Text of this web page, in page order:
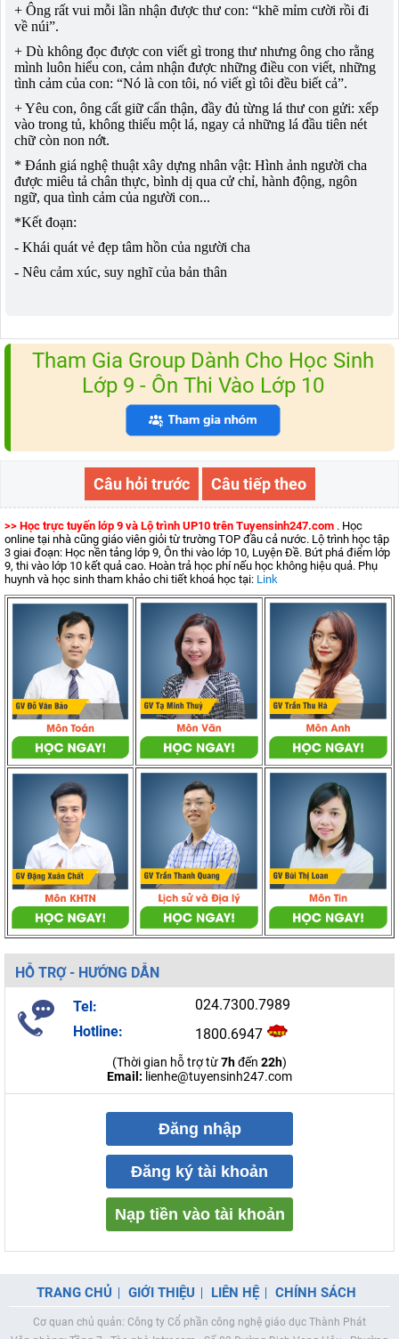
+ Ông rất vui mỗi lần nhận được thư con: “khẽ mỉm cười rồi đi
về núi”.
+ Dù không đọc được con viết gì trong thư nhưng ông cho rằng
mình luôn hiểu con, cảm nhận được những điều con viết, những
tình cảm của con: “Nó là con tôi, nó viết gì tôi đều biết cả”.
+ Yêu con, ông cất giữ cẩn thận, đầy đủ từng lá thư con gửi: xếp
vào trong tủ, không thiếu một lá, ngay cả những lá đầu tiên nét
chữ còn non nớt.
* Đánh giá nghệ thuật xây dựng nhân vật: Hình ảnh người cha
được miêu tả chân thực, bình dị qua cử chỉ, hành động, ngôn
ngữ, qua tình cảm của người con...
*Kết đoạn:
- Khái quát vẻ đẹp tâm hồn của người cha
- Nêu cảm xúc, suy nghĩ của bản thân
Tham Gia Group Dành Cho Học Sinh
Lớp 9 - Ôn Thi Vào Lớp 10
Câu hỏi trước Câu tiếp theo
>> Học trực tuyến lớp 9 và Lộ trình UP10 trên Tuyensinh247.com . Học
online tại nhà cũng giáo viên giỏi từ trường TOP đầu cả nước. Lộ trình học tập
3 giai đoạn: Học nền tảng lớp 9, Ôn thi vào lớp 10, Luyện Đề. Bứt phá điểm lớp
9, thi vào lớp 10 kết quả cao. Hoàn trả học phí nếu học không hiệu quả. Phụ
huynh và học sinh tham khảo chi tiết khoá học tại: Link
HỖ TRỢ - HƯỚNG DẪN
Tel:
024.7300.7989
Hotline:
1800.6947
(Thời gian hỗ trợ từ7hđến 22h)
Email: lienhe@tuyensinh247.com
Đăng nhập
Đăng ký tài khoản
Nạp tiền vào tài khoản
TRANG CHỦ GIỚI THIỆU LIÊN HỆ CHÍNH SÁCH
Cơ quan chủ quản: Công ty Cổ phần công nghệ giáo dục Thành Phát